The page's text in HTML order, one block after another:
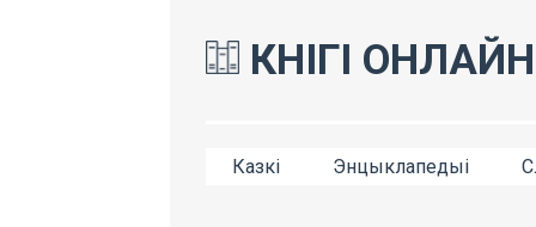
КНІГІ ОНЛАЙН
Казкі Энцыклапедыі